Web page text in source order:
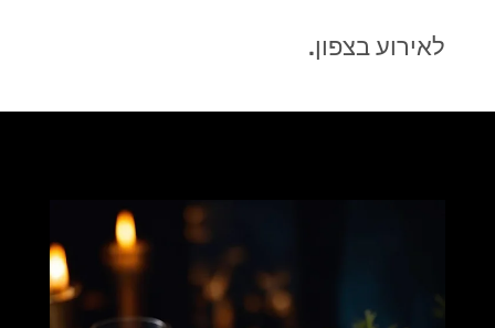
לאירוע בצפון.